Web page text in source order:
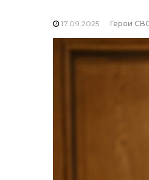
17.09.2025 Герои